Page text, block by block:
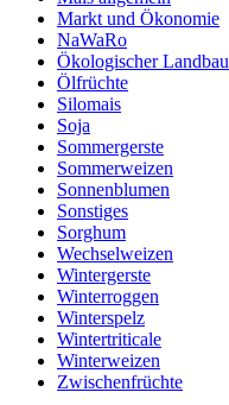
Markt und Ökonomie
NaWaRo
Ökologischer Landbau
Ölfrüchte
Silomais
Soja
Sommergerste
Sommerweizen
Sonnenblumen
Sonstiges
Sorghum
Wechselweizen
Wintergerste
Winterroggen
Winterspelz
Wintertriticale
Winterweizen
Zwischenfrüchte